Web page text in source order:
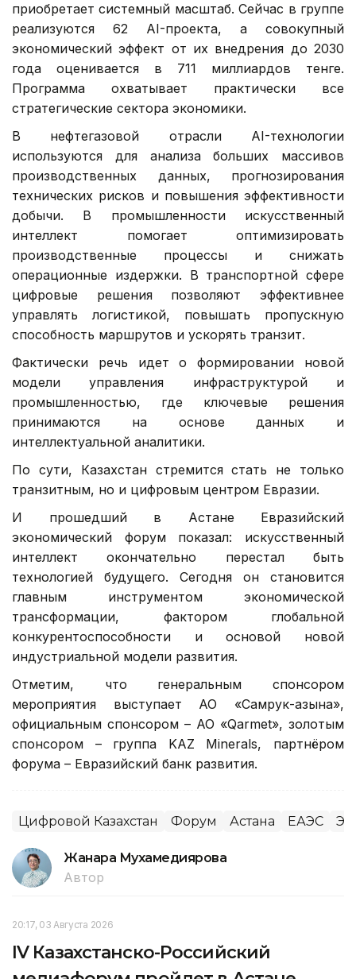
приобретает системный масштаб. Сейчас в группе
реализуются 62 AI-проекта, а совокупный
экономический эффект от их внедрения до 2030
года оценивается в 711 миллиардов тенге.
Программа охватывает практически все
стратегические сектора экономики.
В нефтегазовой отрасли AI-технологии
используются для анализа больших массивов
производственных данных, прогнозирования
технических рисков и повышения эффективности
добычи. В промышленности искусственный
интеллект помогает оптимизировать
производственные процессы и снижать
операционные издержки. В транспортной сфере
цифровые решения позволяют эффективнее
управлять логистикой, повышать пропускную
способность маршрутов и ускорять транзит.
Фактически речь идет о формировании новой
модели управления инфраструктурой и
промышленностью, где ключевые решения
принимаются на основе данных и
интеллектуальной аналитики.
По сути, Казахстан стремится стать не только
транзитным, но и цифровым центром Евразии.
И прошедший в Астане Евразийский
экономический форум показал: искусственный
интеллект окончательно перестал быть
технологией будущего. Сегодня он становится
главным инструментом экономической
трансформации, фактором глобальной
конкурентоспособности и основой новой
индустриальной модели развития.
Отметим, что генеральным спонсором
мероприятия выступает АО «Самрук-Қазына»,
официальным спонсором – АО «Qarmet», золотым
спонсором – группа KAZ Minerals, партнёром
форума – Евразийский банк развития.
Цифровой Казахстан Форум Астана ЕАЭС
Жанара Мухамедиярова
Автор
20:17, 03 Августа 2026
IV Казахстанско-Российский